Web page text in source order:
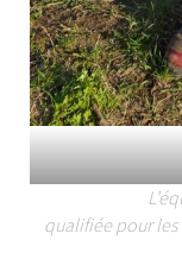
qualifiée pour les